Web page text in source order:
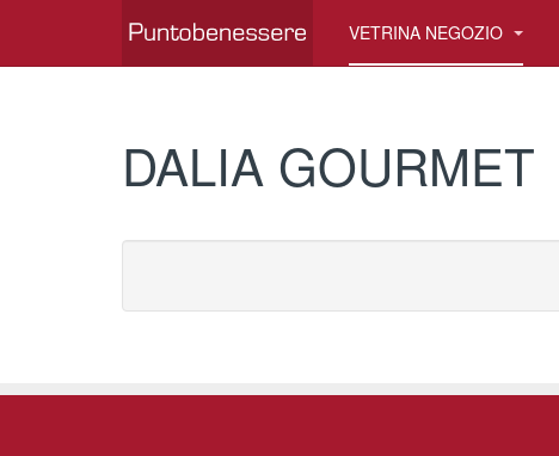
VETRINA NEGOZIO
DALIA GOURMET